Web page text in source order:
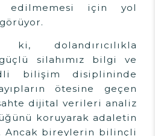
edilmemesi için yol
ki, dolandırıcılıkla
silahımız bilgi ve
bilişim disiplininde
ötesine geçen
dijital verileri analiz
koruyarak adaletin
Ancak bireylerin bilinçli